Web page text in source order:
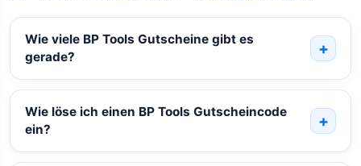
Wie viele BP Tools Gutscheine gibt es
gerade?
Wie löse ich einen BP Tools Gutscheincode
ein?